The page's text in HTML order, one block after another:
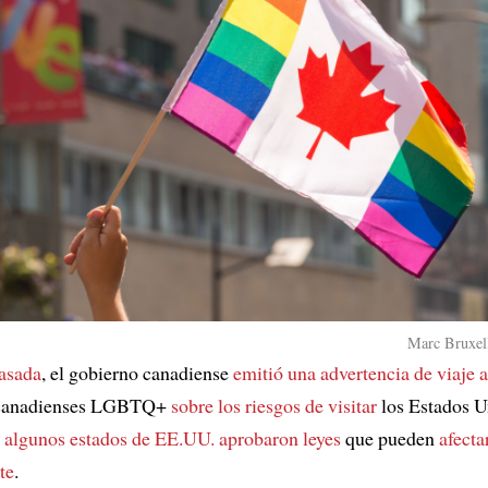
Marc
, el gobierno canadienseemitió una advertencia de viaje a
LGBTQ+ sobre los riesgos de visitarlos Estados
algunos estados de EE.UU. aprobaron leyesque pueden
.